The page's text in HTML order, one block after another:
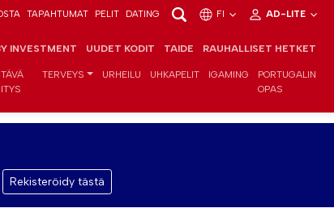
TAPAHTUMAT PELIT DATING FI AD-LITE
INVESTMENT UUDET KODIT TAIDE RAUHALLISET HETKET
TERVEYS URHEILU UHKAPELIT IGAMING
PORTUGALIN
OPAS
Rekisteröidy tästä